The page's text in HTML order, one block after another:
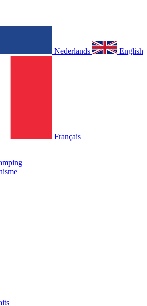
Nederlands English
Français